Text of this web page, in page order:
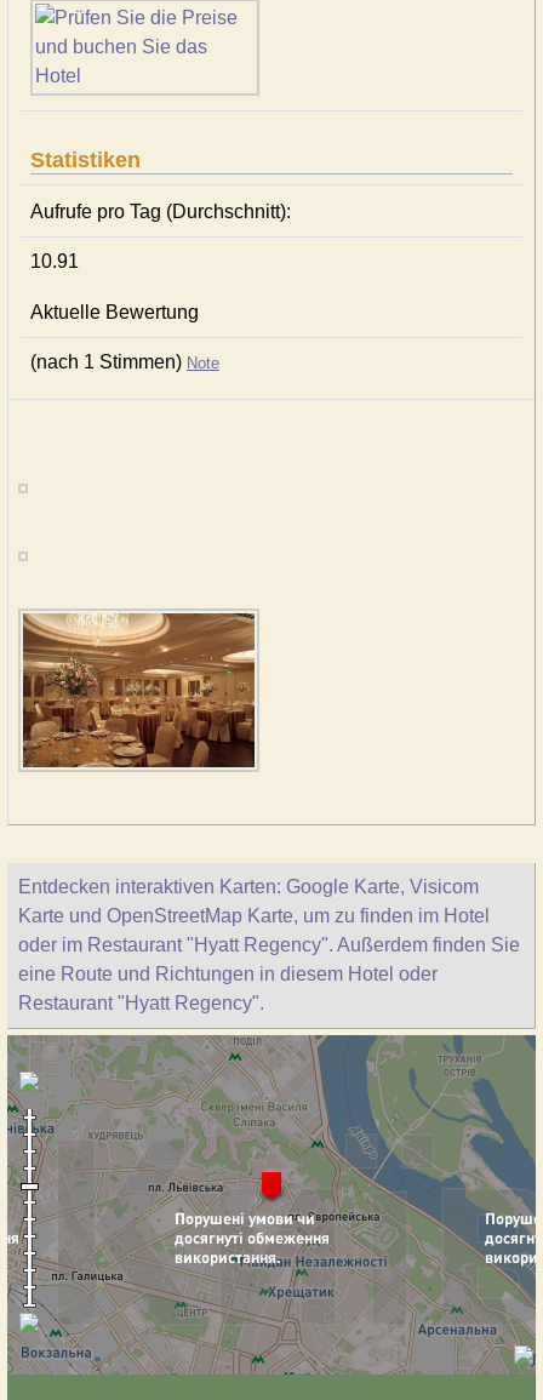
Statistiken
Aufrufe pro Tag (Durchschnitt):
10.91
Aktuelle Bewertung
(nach 1 Stimmen) Note
Entdecken interaktiven Karten: Google Karte, Visicom
Karte und OpenStreetMap Karte, um zu finden im Hotel
oder im Restaurant "Hyatt Regency". Außerdem finden Sie
eine Route und Richtungen in diesem Hotel oder
Restaurant "Hyatt Regency".